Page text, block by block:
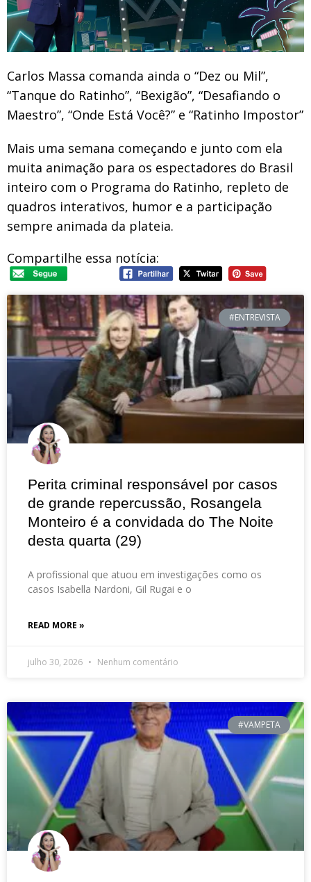
Carlos Massa comanda ainda o “Dez ou Mil”,
“Tanque do Ratinho”, “Bexigão”, “Desafiando o
Maestro”, “Onde Está Você?” e “Ratinho Impostor”
Mais uma semana começando e junto com ela
muita animação para os espectadores do Brasil
inteiro com o Programa do Ratinho, repleto de
quadros interativos, humor e a participação
sempre animada da plateia.
Compartilhe essa notícia:
#ENTREVISTA
Perita criminal responsável por casos
de grande repercussão, Rosangela
Monteiro é a convidada do The Noite
desta quarta (29)
A profissional que atuou em investigações como os
casos Isabella Nardoni, Gil Rugai e o
READ MORE »
julho 30, 2026 Nenhum comentário
#VAMPETA